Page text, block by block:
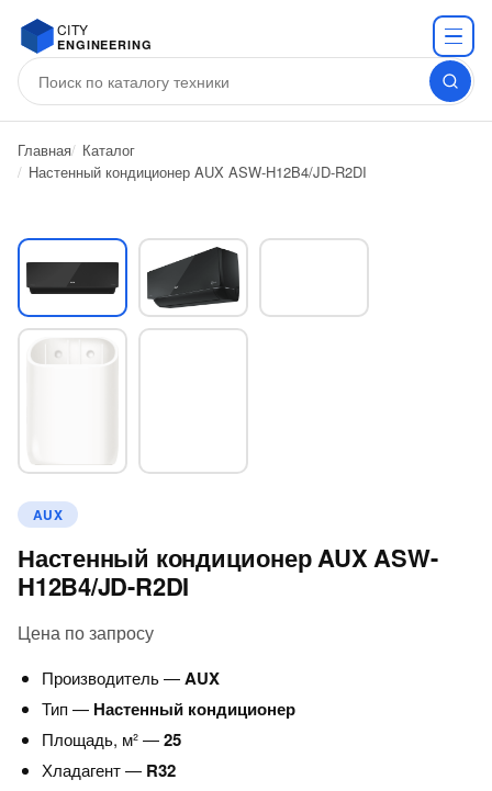
CITY
ENGINEERING
Главная Каталог
Настенный кондиционер AUX ASW-H12B4/JD-R2DI
AUX
Настенный кондиционер AUX ASW-
H12B4/JD-R2DI
Цена по запросу
Производитель —AUX
Тип — Настенный кондиционер
Площадь, м² —25
Хладагент — R32